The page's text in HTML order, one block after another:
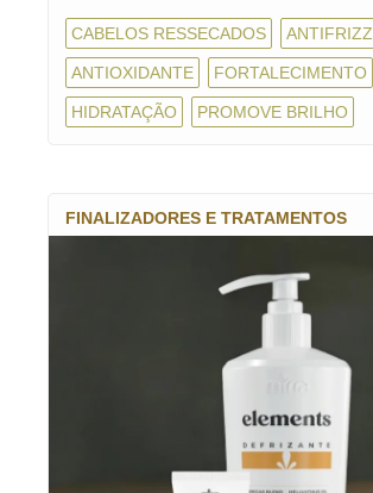
CABELOS RESSECADOS ANTIFRIZZ
ANTIOXIDANTE FORTALECIMENTO
HIDRATAÇÃO PROMOVE BRILHO
FINALIZADORES E TRATAMENTOS